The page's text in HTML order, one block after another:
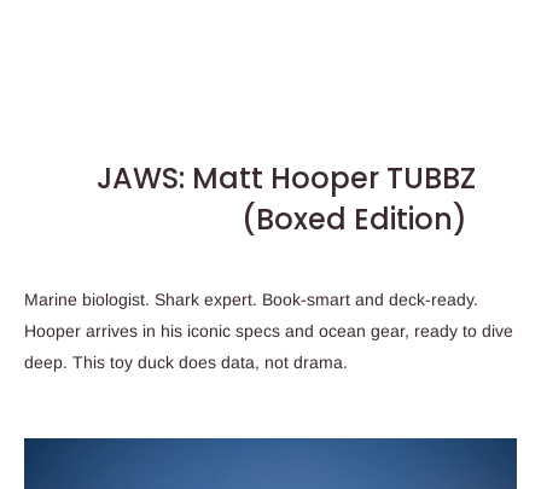
JAWS: Matt Hooper TUBBZ
(Boxed Edition)
Marine biologist. Shark expert. Book-smart and deck-ready.
Hooper arrives in his iconic specs and ocean gear, ready to dive
deep. This toy duck does data, not drama.